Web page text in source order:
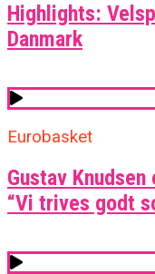
Highlights:
Danmark
Eurobasket
Gustav
“Vi trives godt